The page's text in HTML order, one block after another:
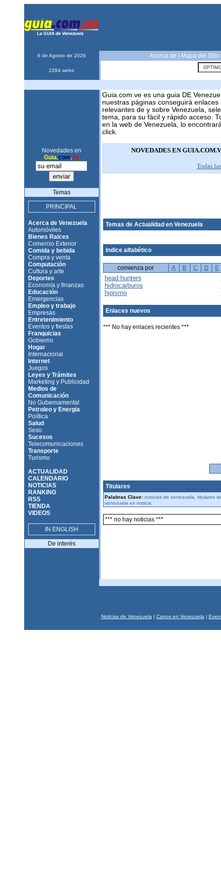
6 de Agosto de 2026 Acerca de Mapa del Sitio
2284 webs
Novedades en
Guia.com.ve
Temas
PRINCIPAL
Acerca de Venezuela
Automóviles
Bienes Raices
Comercio Exterior
Comida y bebida
Compra y venta
Computación
Cultura y arte
Deportes
Economía y finanzas
Educación
Emergencias
Empleo y trabajo
Empresas
Entretenimiento
Eventos y fiestas
Franquicias
Gobierno
Hogar
Internacional
Internet
Juegos
Leyes y Trámites
Marketing y Publicidad
Medios de
Comunicación
No Gubernamental
Petroleo y Energia
Política
Salud
Sexo
Sucesos
Telecomunicaciones
Transporte
Turismo
ACTUALIDAD
CALENDARIO
NOTICIAS
RANKING
RSS
TIENDA
VIDEOS
IN ENGLISH
De interés
Guia.com.ve es una guia DE
nuestras páginas conseguirá enlaces
relevantes de y sobre Venezuela,
tema, para su fácil y rápido acceso.
en la web de Venezuela, lo
click.
NOVEDADES EN
Todas
Temas de Actualidad en Venezuela
Indice alfabético
comienza por A B C D E
head hunters
hidrocarburos
hipismo
Enlaces nuevos
*** No hay enlaces recientes ***
Titulares
Palabras Clave: noticias de venezuela, titulares
venezuela es noticia
*** no hay noticias ***
Noticias de Venezuela | Carros en Venezuela |